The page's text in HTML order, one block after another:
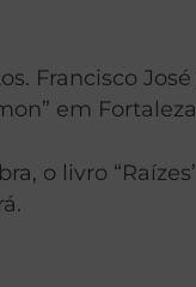
Francisco
em
o livro